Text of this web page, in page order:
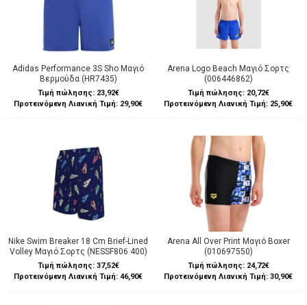
Adidas Performance 3S Sho Μαγιό
Βερμούδα (HR7435)
Τιμή πώλησης: 23,92€
Προτεινόμενη Λιανική Τιμή: 29,90€
Arena Logo Beach Μαγιό Σορτς
(006446862)
Τιμή πώλησης: 20,72€
Προτεινόμενη Λιανική Τιμή: 25,90€
Nike Swim Breaker 18 Cm Brief-Lined
Volley Μαγιό Σορτς (NESSF806 400)
Τιμή πώλησης: 37,52€
Προτεινόμενη Λιανική Τιμή: 46,90€
Arena All Over Print Μαγιό Boxer
(010697550)
Τιμή πώλησης: 24,72€
Προτεινόμενη Λιανική Τιμή: 30,90€